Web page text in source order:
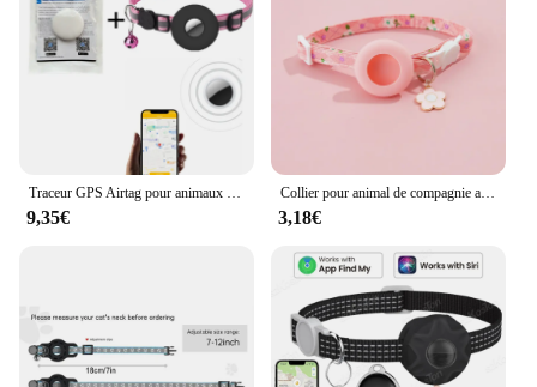
Traceur GPS Airtag pour animaux de compagnie, localisateur intelligent, marque de chien, détection portable, Bluetooth pour chat, chien, oiseau, collier de suivi anti-perte
9,35€
Collier pour animal de compagnie avec étui de protection AirTag, anti-perte, parc extérieur, chien, chat, traqueur GPS, installation prise en charge, collier, accessoires pour animaux de compagnie
3,18€